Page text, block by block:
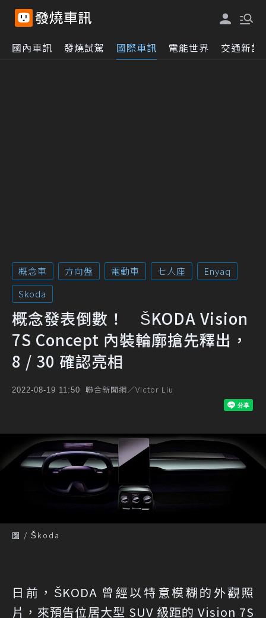
國內車訊 發燒試駕 國際車訊 電能世界 交通新訊
概念車 方向盤 電動車 七人座
Enyaq
Skoda
概念發表倒數！ ŠKODA Vision
7S Concept 內裝輪廓搶先釋出，
8 / 30 確認亮相
2022-08-19 11:50 聯合新聞網／Victor Liu
圖 / Škoda
日前，ŠKODA 曾經以特意模糊的外觀照
片，來預告位居大型 SUV 級距的 Vision 7S